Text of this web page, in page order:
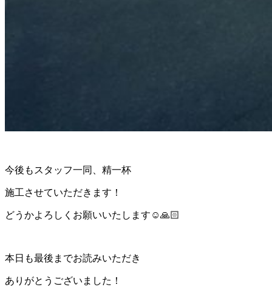
今後もスタッフ一同、精一杯
施工させていただきます！
どうかよろしくお願いいたします☺️🙏🏻
本日も最後までお読みいただき
ありがとうございました！